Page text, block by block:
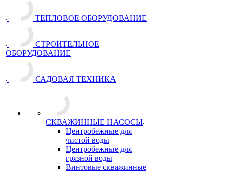
ТЕПЛОВОЕ ОБОРУДОВАНИЕ
СТРОИТЕЛЬНОЕ
ОБОРУДОВАНИЕ
САДОВАЯ ТЕХНИКА
СКВАЖИННЫЕ НАСОСЫ
Центробежные для
чистой воды
Центробежные для
грязной воды
Винтовые скважинные